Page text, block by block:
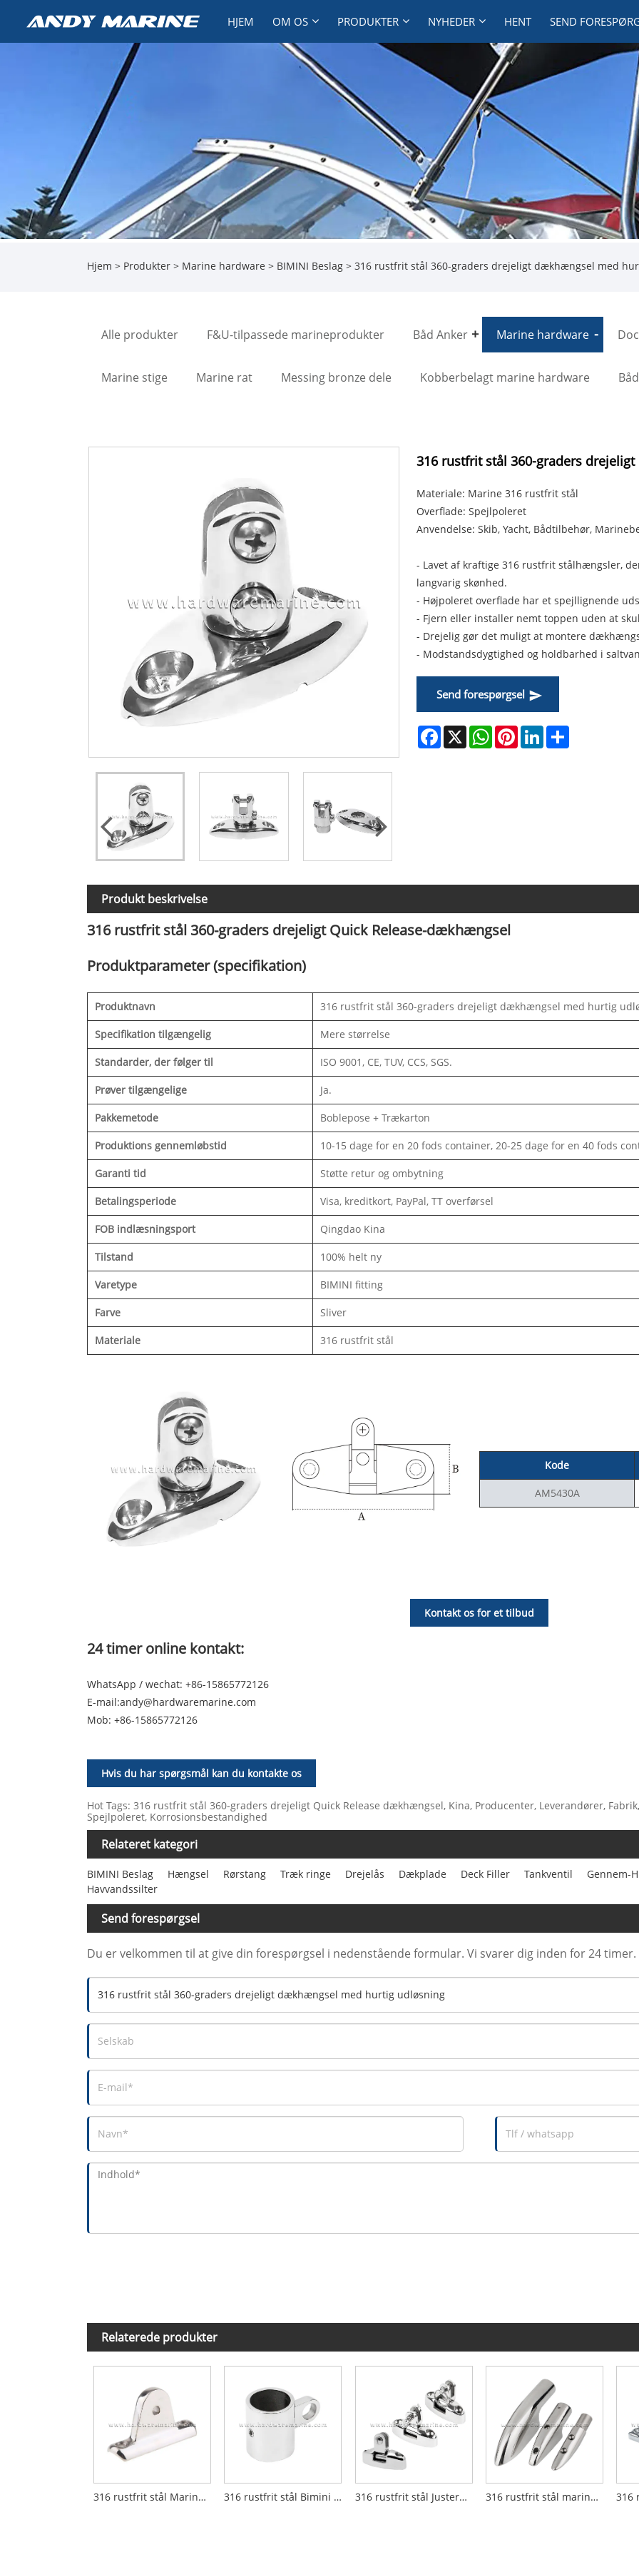
HJEM OM OS PRODUKTER NYHEDER HENT SEND
Hjem > Produkter > Marine hardware > BIMINI Beslag > 316 rustfrit stål 360-graders drejeligt dækhængsel med
Alle produkter F&U-tilpassede marineprodukter Båd Anker Marine hardware
Marine stige Marine rat Messing bronze dele Kobberbelagt marine hardware
316 rustfrit stål 360-graders
Materiale: Marine 316 rustfrit stål
Overflade: Spejlpoleret
Anvendelse: Skib, Yacht, Bådtilbehør,
- Lavet af kraftige 316 rustfrit stålhængsler,
langvarig skønhed.
- Højpoleret overflade har et spejllignende
- Fjern eller installer nemt toppen uden at
- Drejelig gør det muligt at montere
- Modstandsdygtighed og holdbarhed i
Send forespørgsel
Facebook
X WhatsAppPinterestLinkedIn
Produkt beskrivelse
316 rustfrit stål 360-graders drejeligt Quick Release-dækhængsel
Produktparameter (specifikation)
Produktnavn 316 rustfrit stål 360-graders drejeligt dækhængsel med hurtig
Specifikation tilgængelig Mere størrelse
Standarder, der følger til ISO 9001, CE, TUV, CCS, SGS.
Prøver tilgængelige Ja.
Pakkemetode Boblepose + Trækarton
Produktions gennemløbstid 10-15 dage for en 20 fods container, 20-25 dage for en 40 fods
Garanti tid Støtte retur og ombytning
Betalingsperiode Visa, kreditkort, PayPal, TT overførsel
FOB indlæsningsport Qingdao Kina
Tilstand 100% helt ny
Varetype BIMINI fitting
Farve Sliver
Materiale 316 rustfrit stål
Kode
AM5430A
Kontakt os for et tilbud
24 timer online kontakt:
WhatsApp / wechat: +86-15865772126
E-mail:andy@hardwaremarine.com
Mob: +86-15865772126
Hvis du har spørgsmål kan du kontakte os
Hot Tags: 316 rustfrit stål 360-graders drejeligt Quick Release dækhængsel, Kina, Producenter, Leverandører,
Spejlpoleret, Korrosionsbestandighed
Relateret kategori
BIMINI Beslag Hængsel Rørstang Træk ringe Drejelås Dækplade Deck Filler Tankventil Gennem-
Havvandssilter
Send forespørgsel
Du er velkommen til at give din forespørgsel i nedenstående formular. Vi svarer dig inden for 24 timer.
Relaterede produkter
316 rustfrit stål Marine Concave Blade Deck Hængsel 316 rustfrit stål Bimini Toprør Connector 316 rustfrit stål Justerbart 180 graders båd Bimini Top drejeligt dækhængsel 316 rustfrit stål marinebåd gelænder endemontering